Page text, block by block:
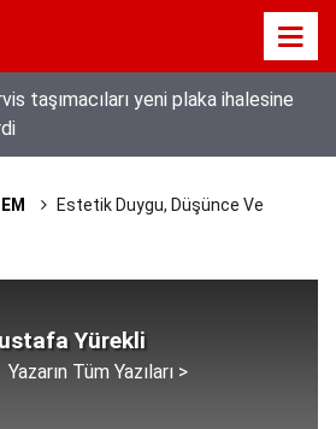
taşımacıları yeni plaka ihalesine
Estetik Duygu, Düşünce Ve
Yürekli
Yazarın Tüm Yazıları >